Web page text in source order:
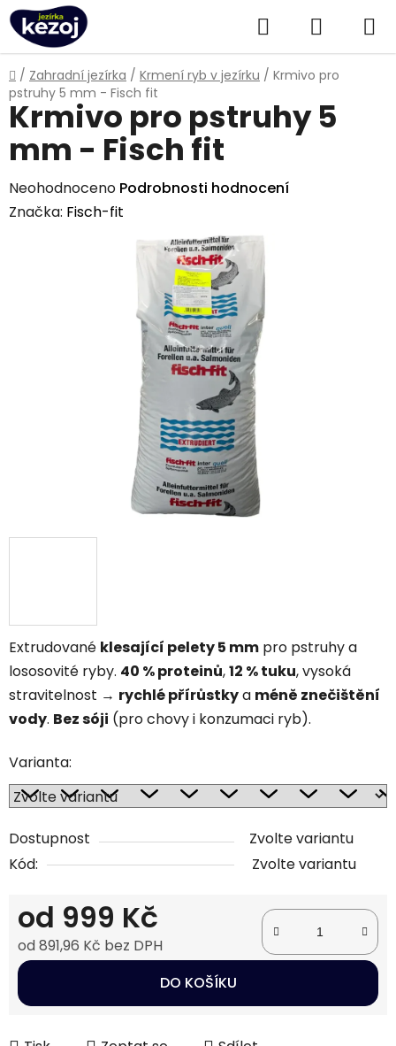
Přejít
na
obsah
Hledat
KOŠÍK
Domů
/ Zahradní jezírka / Krmení ryb v jezírku / Krmivo pro
pstruhy 5 mm - Fisch fit
Extrudované klesající pelety 5 mm pro pstruhy a
lososovité ryby. 40 % proteinů,12 % tuku, vysoká
stravitelnost → rychlé přírůstkya méně znečištění
vody. Bez sóji (pro chovy i konzumaci ryb).
Varianta:
Dostupnost
Zvolte variantu
Kód:
Zvolte variantu
od 999 Kč
od891,96 Kč bez DPH
Měrná cena:
DO KOŠÍKU
Krmivo pro pstruhy 5
mm - Fisch fit
Průměrné
hodnocení
Neohodnoceno Podrobnosti hodnocení
Značka: Fisch-fit